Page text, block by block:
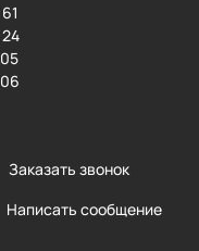
Заказать звонок
Написать сообщение